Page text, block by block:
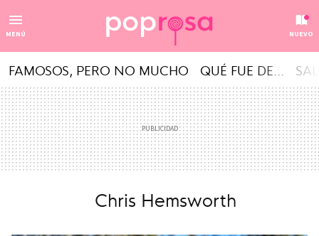
MENÚ NUEVO
FAMOSOS, PERO NO MUCHO QUÉ FUE DE...
Chris Hemsworth